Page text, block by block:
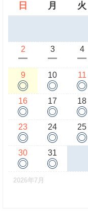
日 月 火
2
ー
3
ー
4
ー
9
◎
10
◎
11
◎
16
◎
17
◎
18
◎
23
◎
24
◎
25
◎
30
◎
31
◎
2026年7月